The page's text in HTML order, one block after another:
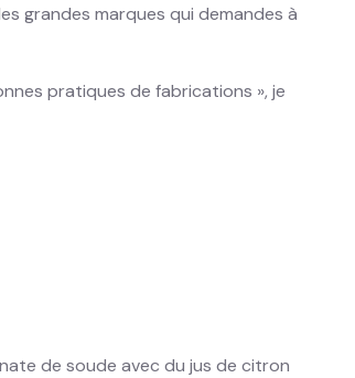
grandes marques qui demandes à
pratiques de fabrications », je
de soude avec du jus de citron